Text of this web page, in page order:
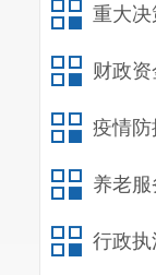
重大
财政
疫情防
养老服
行政执